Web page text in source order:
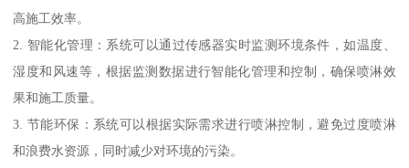
高施工效率。
2. 智能化管理：系统可以通过传感器实时监测环境条件，如温度、
湿度和风速等，根据监测数据进行智能化管理和控制，确保喷淋效
果和施工质量。
3. 节能环保：系统可以根据实际需求进行喷淋控制，避免过度喷淋
和浪费水资源，同时减少对环境的污染。